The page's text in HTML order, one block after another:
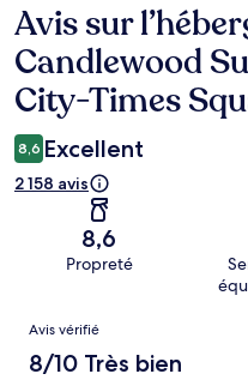
Avis
Avis sur
Candlewood
City-Times
8,6 Excellent
2 158 avis
8,6
Propreté
Avis
Avis vérifié
8/10 Très bien